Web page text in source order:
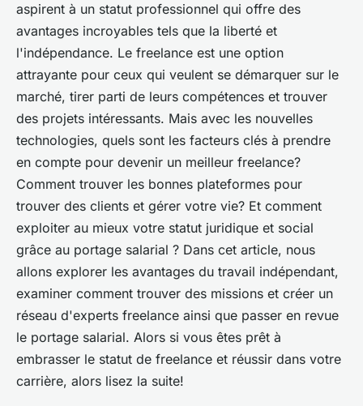
aspirent à un statut professionnel qui offre des
avantages incroyables tels que la liberté et
l'indépendance. Le freelance est une option
attrayante pour ceux qui veulent se démarquer sur le
marché, tirer parti de leurs compétences et trouver
des projets intéressants. Mais avec les nouvelles
technologies, quels sont les facteurs clés à prendre
en compte pour devenir un meilleur freelance?
Comment trouver les bonnes plateformes pour
trouver des clients et gérer votre vie? Et comment
exploiter au mieux votre statut juridique et social
grâce au portage salarial ? Dans cet article, nous
allons explorer les avantages du travail indépendant,
examiner comment trouver des missions et créer un
réseau d'experts freelance ainsi que passer en revue
le portage salarial. Alors si vous êtes prêt à
embrasser le statut de freelance et réussir dans votre
carrière, alors lisez la suite!